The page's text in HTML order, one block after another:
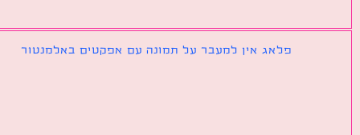
פלאג אין למעבר על תמונה עם אפקטים באלמנטור